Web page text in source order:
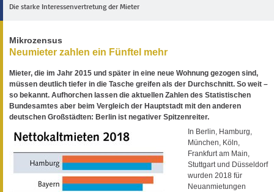
Die starke Interessenvertretung der Mieter
Mikrozensus
Neumieter zahlen ein Fünftel mehr
Mieter, die im Jahr 2015 und später in eine neue Wohnung gezogen sind,
müssen deutlich tiefer in die Tasche greifen als der Durchschnitt. So weit –
so bekannt. Aufhorchen lassen die aktuellen Zahlen des Statistischen
Bundesamtes aber beim Vergleich der Hauptstadt mit den anderen
deutschen Großstädten: Berlin ist negativer Spitzenreiter.
In Berlin, Hamburg,
München, Köln,
Frankfurt am Main,
Stuttgart und Düsseldorf
wurden 2018 für
Neuanmietungen